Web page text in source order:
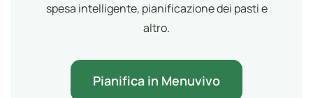
spesa intelligente, pianificazione dei pasti e
altro.
Pianifica in Menuvivo